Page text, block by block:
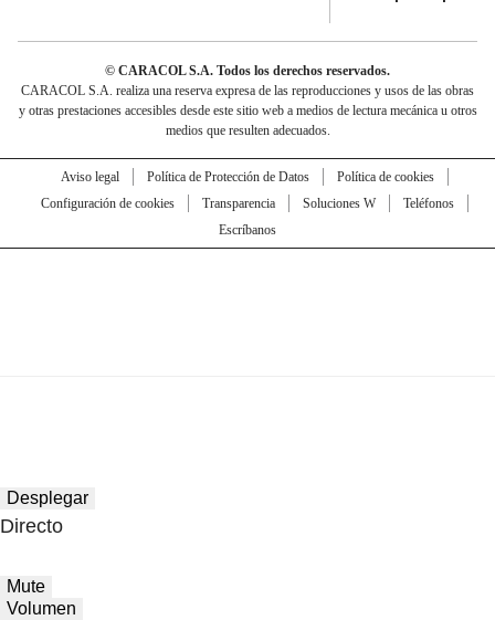
© CARACOL S.A. Todos los derechos reservados.
CARACOL S.A. realiza una reserva expresa de las reproducciones y usos de las obras
y otras prestaciones accesibles desde este sitio web a medios de lectura mecánica u otros
medios que resulten adecuados.
Aviso legal Política de Protección de Datos
Política de cookies
Configuración de cookies
Transparencia Soluciones W
Teléfonos
Escríbanos
Desplegar
Directo
Mute
Volumen